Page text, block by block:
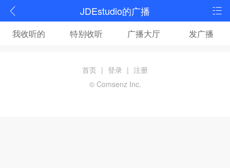
JDEstudio的广播
我收听的 特别收听 广播大厅 发广播
首页 | 登录 | 注册
© Comsenz Inc.